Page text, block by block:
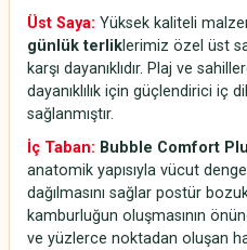
Üst Saya: Yüksek kaliteli
günlük terliklerimiz özel üst
karşı dayanıklıdır. Plaj ve
dayanıklılık için güçlendirici iç
sağlanmıştır.
İç Taban: Bubble Comfort
anatomik yapısıyla vücut
dağılmasını sağlar postür
kamburluğun oluşmasının
ve yüzlerce noktadan oluşan